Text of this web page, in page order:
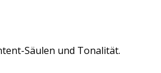
Säulen und Tonalität.